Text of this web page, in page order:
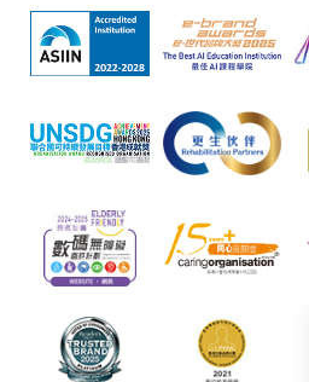
如报读课程将在五个工作天内
名程序，建议申请人亲身到学
除由学院裁定的特殊情况（例
准退还款项，以现金、易办事
支票或缴费灵（只限网上付款
以支票退款；以信用卡缴交之
到支付款项时使用的信用卡
除本学院网页所列明的学费